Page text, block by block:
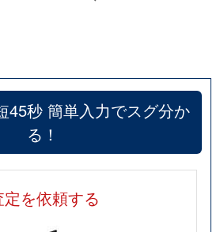
45秒 簡単入力でスグ分か
る！
定を依頼する